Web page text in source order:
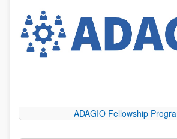
ADAGIO Fellowship